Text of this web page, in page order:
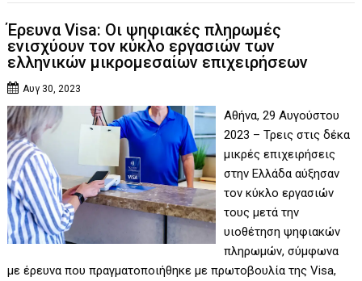
Έρευνα Visa: Οι ψηφιακές πληρωμές
ενισχύουν τον κύκλο εργασιών των
ελληνικών μικρομεσαίων επιχειρήσεων
Αυγ 30, 2023
Αθήνα, 29 Αυγούστου
2023 – Τρεις στις δέκα
μικρές επιχειρήσεις
στην Ελλάδα αύξησαν
τον κύκλο εργασιών
τους μετά την
υιοθέτηση ψηφιακών
πληρωμών, σύμφωνα
με έρευνα που πραγματοποιήθηκε με πρωτοβουλία της Visa,